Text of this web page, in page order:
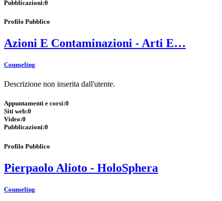
Pubblicazioni:0
Profilo Pubblico
Azioni E Contaminazioni - Arti E…
Counseling
Descrizione non inserita dall'utente.
Appuntamenti e corsi:0
Siti web:0
Video:0
Pubblicazioni:0
Profilo Pubblico
Pierpaolo Alioto - HoloSphera
Counseling